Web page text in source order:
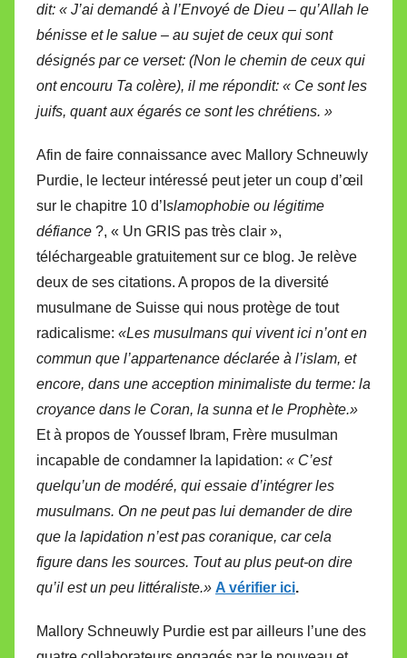
dit: « J’ai demandé à l’Envoyé de Dieu – qu’Allah le
bénisse et le salue – au sujet de ceux qui sont
désignés par ce verset: (Non le chemin de ceux qui
ont encouru Ta colère), il me répondit: « Ce sont les
juifs, quant aux égarés ce sont les chrétiens. »
Afin de faire connaissance avec Mallory Schneuwly
Purdie, le lecteur intéressé peut jeter un coup d’œil
sur le chapitre 10 d’I slamophobie ou légitime
défiance ?, « Un GRIS pas très clair »,
téléchargeable gratuitement sur ce blog. Je relève
deux de ses citations. A propos de la diversité
musulmane de Suisse qui nous protège de tout
radicalisme: «Les musulmans qui vivent ici n’ont en
commun que l’appartenance déclarée à l’islam, et
encore, dans une acception minimaliste du terme: la
croyance dans le Coran, la sunna et le Prophète.»
Et à propos de Youssef Ibram, Frère musulman
incapable de condamner la lapidation: « C’est
quelqu’un de modéré, qui essaie d’intégrer les
musulmans. On ne peut pas lui demander de dire
que la lapidation n’est pas coranique, car cela
figure dans les sources. Tout au plus peut-on dire
qu’il est un peu littéraliste.» A vérifier ici.
Mallory Schneuwly Purdie est par ailleurs l’une des